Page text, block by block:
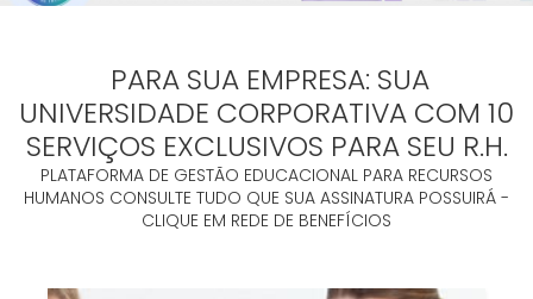
PARA SUA EMPRESA: SUA
UNIVERSIDADE CORPORATIVA COM 10
SERVIÇOS EXCLUSIVOS PARA SEU R.H.
PLATAFORMA DE GESTÃO EDUCACIONAL PARA RECURSOS
HUMANOS CONSULTE TUDO QUE SUA ASSINATURA POSSUIRÁ -
CLIQUE EM REDE DE BENEFÍCIOS